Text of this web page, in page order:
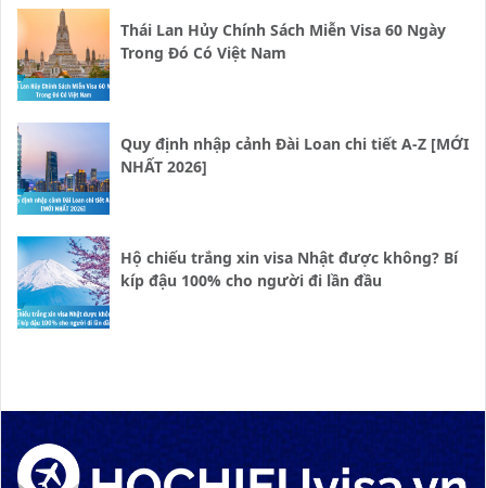
Thái Lan Hủy Chính Sách Miễn Visa 60 Ngày
Trong Đó Có Việt Nam
Quy định nhập cảnh Đài Loan chi tiết A-Z [MỚI
NHẤT 2026]
Hộ chiếu trắng xin visa Nhật được không? Bí
kíp đậu 100% cho người đi lần đầu